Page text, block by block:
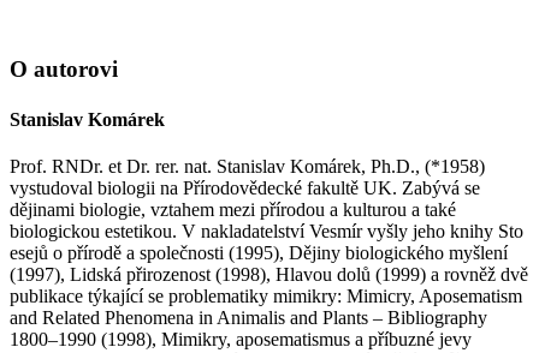
O autorovi
Stanislav Komárek
Prof. RNDr. et Dr. rer. nat. Stanislav Komárek, Ph.D., (*1958)
vystudoval biologii na Přírodovědecké fakultě UK. Zabývá se
dějinami biologie, vztahem mezi přírodou a kulturou a také
biologickou estetikou. V nakladatelství Vesmír vyšly jeho knihy Sto
esejů o přírodě a společnosti (1995), Dějiny biologického myšlení
(1997), Lidská přirozenost (1998), Hlavou dolů (1999) a rovněž dvě
publikace týkající se problematiky mimikry: Mimicry, Aposematism
and Related Phenomena in Animalis and Plants – Bibliography
1800–1990 (1998), Mimikry, aposematismus a příbuzné jevy